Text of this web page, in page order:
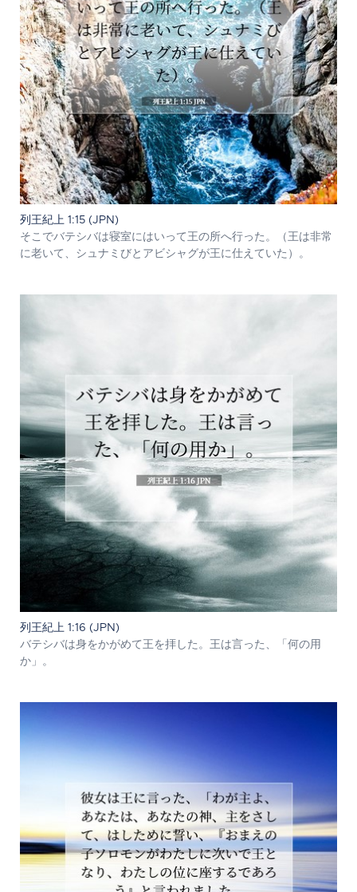
列王紀上 1:15 (JPN)
そこでバテシバは寝室にはいって王の所へ行った。（王は非常
に老いて、シュナミびとアビシャグが王に仕えていた）。
列王紀上 1:16 (JPN)
バテシバは身をかがめて王を拝した。王は言った、「何の用
か」。